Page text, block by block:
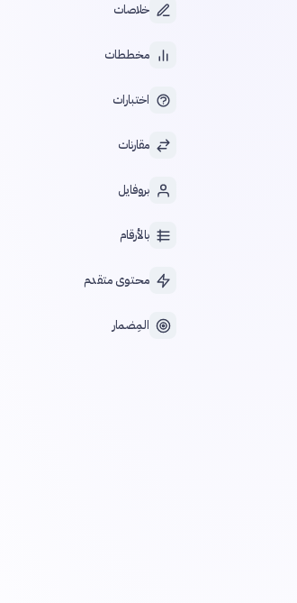
خلاصات
مخططات
اختبارات
مقارنات
بروفايل
بالأرقام
محتوى متقدم
المِضمار